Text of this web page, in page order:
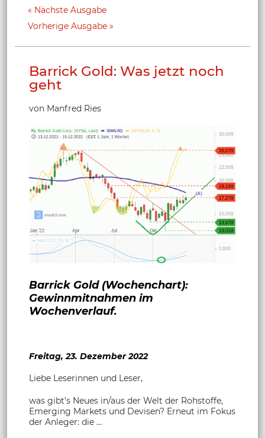
Nächste Ausgabe
Vorherige Ausgabe
Barrick Gold: Was jetzt noch
geht
von Manfred Ries
Barrick Gold (Wochenchart):
Gewinnmitnahmen im
Wochenverlauf.
Freitag, 23. Dezember 2022
Liebe Leserinnen und Leser,
was gibt’s Neues in/aus der Welt der Rohstoffe,
Emerging Markets und Devisen? Erneut im Fokus
der Anleger: die …